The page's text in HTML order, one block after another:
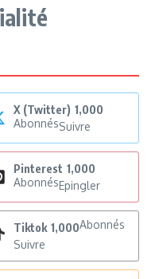
X (Twitter) 1,000
AbonnésSuivre
Pinterest 1,000
AbonnésEpingler
Tiktok 1,000Abonnés
Suivre